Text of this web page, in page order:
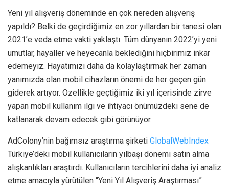
Yeni yıl alışveriş döneminde en çok nereden alışveriş
yapıldı? Belki de geçirdiğimiz en zor yıllardan bir tanesi olan
2021’e veda etme vakti yaklaştı. Tüm dünyanın 2022’yi yeni
umutlar, hayaller ve heyecanla beklediğini hiçbirimiz inkar
edemeyiz. Hayatımızı daha da kolaylaştırmak her zaman
yanımızda olan mobil cihazların önemi de her geçen gün
giderek artıyor. Özellikle geçtiğimiz iki yıl içerisinde zirve
yapan mobil kullanım ilgi ve ihtiyacı önümüzdeki sene de
katlanarak devam edecek gibi görünüyor.
AdColony’nin bağımsız araştırma şirketi GlobalWebIndex
Türkiye’deki mobil kullanıcıların yılbaşı dönemi satın alma
alışkanlıkları araştırdı. Kullanıcıların tercihlerini daha iyi analiz
etme amacıyla yürütülen “Yeni Yıl Alışveriş Araştırması”